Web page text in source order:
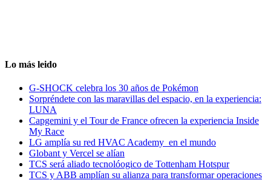
Lo más leido
G-SHOCK celebra los 30 años de Pokémon
Sorpréndete con las maravillas del espacio, en la experiencia:
LUNA
Capgemini y el Tour de France ofrecen la experiencia Inside
My Race
LG amplía su red HVAC Academy en el mundo
Globant y Vercel se alían
TCS será aliado tecnolóogico de Tottenham Hotspur
TCS y ABB amplían su alianza para transformar operaciones